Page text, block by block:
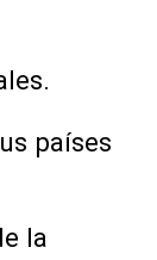
países
la